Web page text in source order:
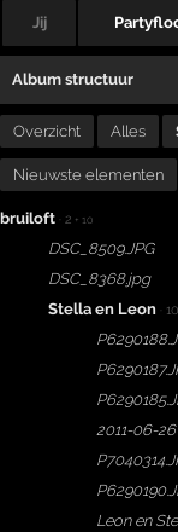
Jij
Album structuur
Overzicht Alles
Nieuwste elementen
bruiloft · 2 + 10
DSC_8509.JPG
DSC_8368.jpg
Stella en Leon
· 10
2011-06-26
Leon en